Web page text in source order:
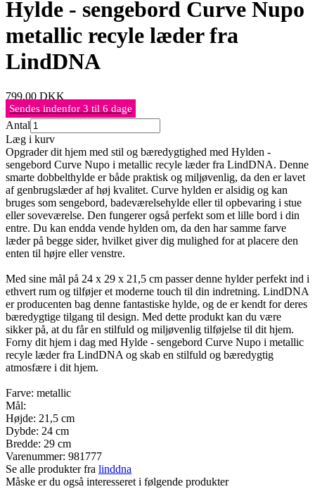
Hylde - sengebord Curve Nupo
metallic recyle læder fra
LindDNA
799,00 DKK
Sendes indenfor 3 til 6 dage
Antal
Læg i kurv
Opgrader dit hjem med stil og bæredygtighed med Hylden -
sengebord Curve Nupo i metallic recyle læder fra LindDNA. Denne
smarte dobbelthylde er både praktisk og miljøvenlig, da den er lavet
af genbrugslæder af høj kvalitet. Curve hylden er alsidig og kan
bruges som sengebord, badeværelsehylde eller til opbevaring i stue
eller soveværelse. Den fungerer også perfekt som et lille bord i din
entre. Du kan endda vende hylden om, da den har samme farve
læder på begge sider, hvilket giver dig mulighed for at placere den
enten til højre eller venstre.
Med sine mål på 24 x 29 x 21,5 cm passer denne hylder perfekt ind i
ethvert rum og tilføjer et moderne touch til din indretning. LindDNA
er producenten bag denne fantastiske hylde, og de er kendt for deres
bæredygtige tilgang til design. Med dette produkt kan du være
sikker på, at du får en stilfuld og miljøvenlig tilføjelse til dit hjem.
Forny dit hjem i dag med Hylde - sengebord Curve Nupo i metallic
recyle læder fra LindDNA og skab en stilfuld og bæredygtig
atmosfære i dit hjem.
Farve: metallic
Mål:
Højde: 21,5 cm
Dybde: 24 cm
Bredde: 29 cm
Varenummer: 981777
Se alle produkter fra linddna
Måske er du også interesseret i følgende produkter